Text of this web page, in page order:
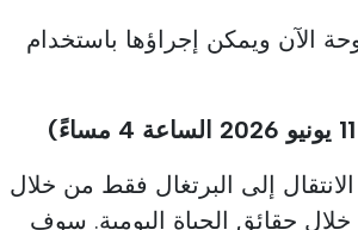
الآن ويمكن إجراؤها باستخدام
إلى البرتغال فقط من خلال
خلال حقائق الحياة اليومية. سوف